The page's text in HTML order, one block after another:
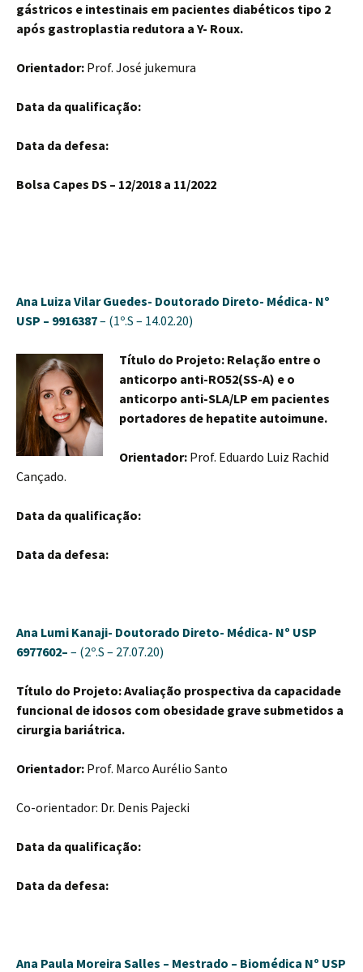
gástricos e intestinais em pacientes diabéticos tipo 2
após gastroplastia redutora a Y- Roux.
Orientador: Prof. José jukemura
Data da qualificação:
Data da defesa:
Bolsa Capes DS – 12/2018 a 11/2022
Ana Luiza Vilar Guedes- Doutorado Direto- Médica- Nº
USP – 9916387– (1º.S – 14.02.20)
Título do Projeto: Relação entre o
anticorpo anti-RO52(SS-A) e o
anticorpo anti-SLA/LP em pacientes
portadores de hepatite autoimune.
Orientador: Prof. Eduardo Luiz Rachid
Cançado.
Data da qualificação:
Data da defesa:
Ana Lumi Kanaji- Doutorado Direto- Médica- Nº USP
6977602– – (2º.S – 27.07.20)
Título do Projeto: Avaliação prospectiva da capacidade
funcional de idosos com obesidade grave submetidos a
cirurgia bariátrica.
Orientador: Prof. Marco Aurélio Santo
Co-orientador: Dr. Denis Pajecki
Data da qualificação:
Data da defesa:
Ana Paula Moreira Salles – Mestrado – Biomédica Nº USP